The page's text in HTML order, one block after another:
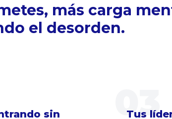
más carga
el desorden.
sin 03
Tus